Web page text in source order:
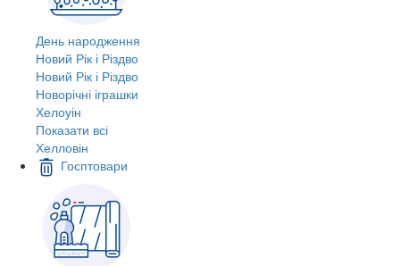
День народження
Новий Рік і Різдво
Новий Рік і Різдво
Новорічні іграшки
Хелоуін
Показати всі
Хелловін
Госптовари